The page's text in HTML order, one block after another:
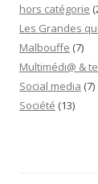
hors catégorie
Les Grandes
Malbouffe (7)
Multimédi@ &
Social media (7)
Société (13)